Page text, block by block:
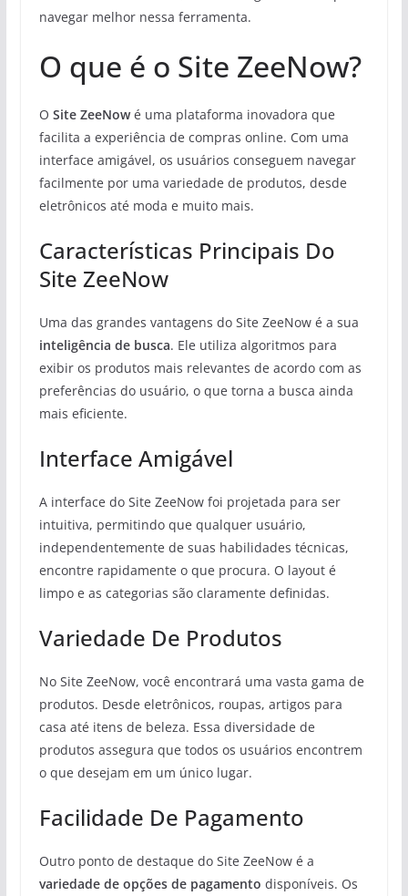
navegar melhor nessa ferramenta.
O que é o Site ZeeNow?
O Site ZeeNowé uma plataforma inovadora que
facilita a experiência de compras online. Com uma
interface amigável, os usuários conseguem navegar
facilmente por uma variedade de produtos, desde
eletrônicos até moda e muito mais.
Características Principais Do
Site ZeeNow
Uma das grandes vantagens do Site ZeeNow é a sua
inteligência de busca. Ele utiliza algoritmos para
exibir os produtos mais relevantes de acordo com as
preferências do usuário, o que torna a busca ainda
mais eficiente.
Interface Amigável
A interface do Site ZeeNow foi projetada para ser
intuitiva, permitindo que qualquer usuário,
independentemente de suas habilidades técnicas,
encontre rapidamente o que procura. O layout é
limpo e as categorias são claramente definidas.
Variedade De Produtos
No Site ZeeNow, você encontrará uma vasta gama de
produtos. Desde eletrônicos, roupas, artigos para
casa até itens de beleza. Essa diversidade de
produtos assegura que todos os usuários encontrem
o que desejam em um único lugar.
Facilidade De Pagamento
Outro ponto de destaque do Site ZeeNow é a
variedade de opções de pagamento disponíveis. Os